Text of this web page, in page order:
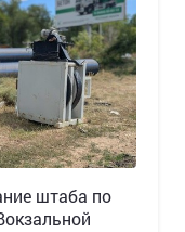
штаба по